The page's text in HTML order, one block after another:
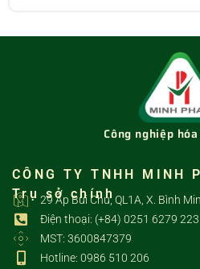
Công nghiệp
CÔNG TY TNHH MINH
Trụ sở chính
29 Ấp Bùi Chu, QL1A, X. Bình
Điện thoại: (+84) 0251 6279 223
MST: 3600847379
Hotline: 0986 510 206